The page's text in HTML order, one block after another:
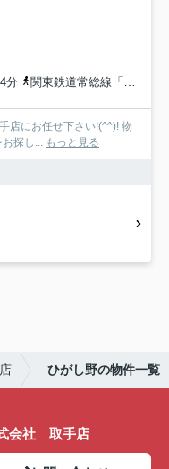
分
関東鉄道常総線「守谷」駅 徒歩15分
店にお任せ下さい!(^^)! 物
探し... もっと見る
ひがし野の物件一覧
会社 取手店